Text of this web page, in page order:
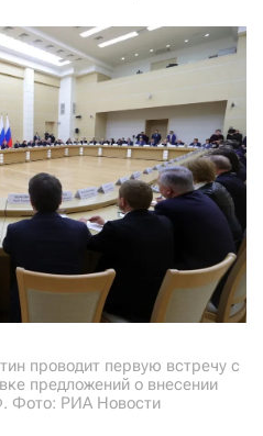
проводит первую встречу с
предложений о внесении
Фото: РИА Новости